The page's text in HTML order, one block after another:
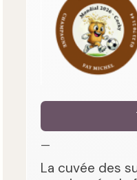
—
La cuvée des